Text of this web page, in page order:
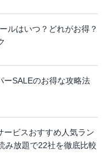
ルはいつ？どれがお得？
ーSALEのお得な攻略法
ービスおすすめ人気ラン
み放題で22社を徹底比較